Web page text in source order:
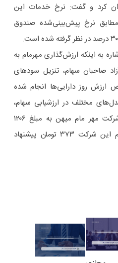
کرد و گفت: نرخ خدمات این
نرخ پیش‌بینی‌شده صندوق
به اینکه ارزش‌گذاری مهرمام به
صاحبان سهام، تنزیل سودهای
روز دارایی‌ها انجام شده
مختلف در ارزشیابی سهام،
ارزش برآوری حقوق مالکانه شرکت مهر مام میهن به مبلغ ۱۲۰۶
میلیارد تومان و ارزش هر سهم این شرکت ۳۷۳ تومان پیشنهاد